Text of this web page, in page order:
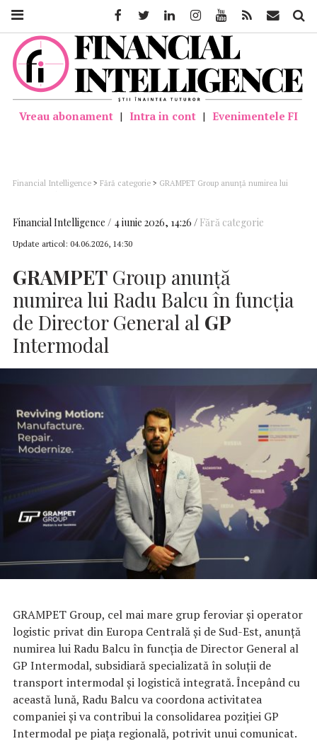
Vreau abonament | Intra in cont | Evenimentele FI
Financial Intelligence > Fără categorie > GRAMPET Group anunță numirea lui
Financial Intelligence 4 iunie 2026, 14:26 Fără categorie
Update articol: 04.06.2026, 14:30
GRAMPET Group anunță
numirea lui Radu Balcu în funcția
de Director General al GP
Intermodal
GRAMPET Group, cel mai mare grup feroviar și operator
logistic privat din Europa Centrală și de Sud-Est, anunță
numirea lui Radu Balcu în funcția de Director General al
GP Intermodal, subsidiară specializată în soluții de
transport intermodal și logistică integrată. Începând cu
această lună, Radu Balcu va coordona activitatea
companiei și va contribui la consolidarea poziției GP
Intermodal pe piața regională, potrivit unui comunicat.
FacebookTwitter LinkedinInstagramYoutube Feed Mail